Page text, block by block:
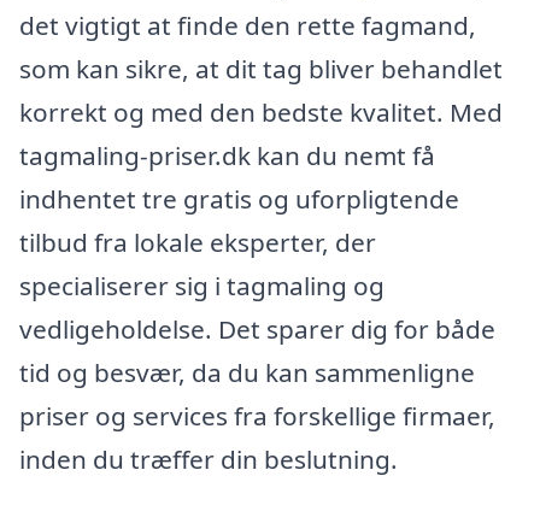
det vigtigt at finde den rette fagmand,
som kan sikre, at dit tag bliver behandlet
korrekt og med den bedste kvalitet. Med
tagmaling-priser.dk kan du nemt få
indhentet tre gratis og uforpligtende
tilbud fra lokale eksperter, der
specialiserer sig i tagmaling og
vedligeholdelse. Det sparer dig for både
tid og besvær, da du kan sammenligne
priser og services fra forskellige firmaer,
inden du træffer din beslutning.